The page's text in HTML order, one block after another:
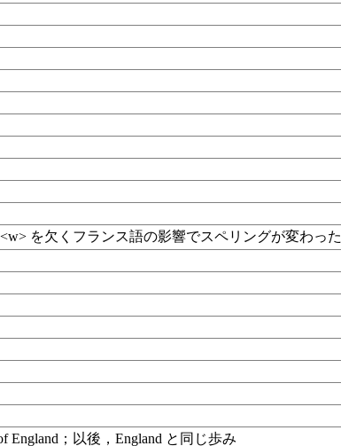
を欠くフランス語の影響でスペリングが変わった
England；以後，England と同じ歩み